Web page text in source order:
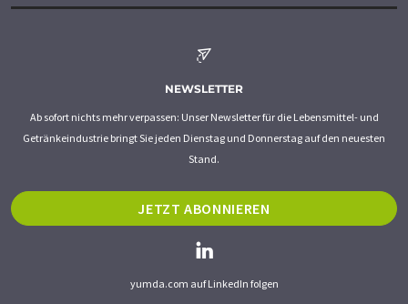
NEWSLETTER
Ab sofort nichts mehr verpassen: Unser Newsletter für die Lebensmittel- und
Getränkeindustrie bringt Sie jeden Dienstag und Donnerstag auf den neuesten
Stand.
JETZT ABONNIEREN
yumda.com auf LinkedIn folgen